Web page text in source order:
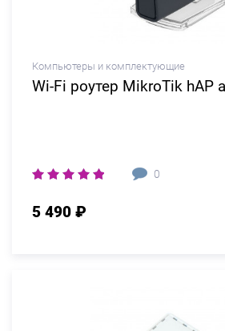
Компьютеры и комплектующие
Wi-Fi роутер MikroTik hAP
0
5 490 ₽